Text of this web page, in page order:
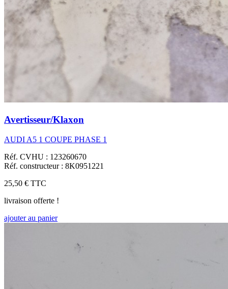
Avertisseur/Klaxon
AUDI A5 1 COUPE PHASE 1
Réf. CVHU : 123260670
Réf. constructeur : 8K0951221
25,50 € TTC
livraison offerte !
ajouter au panier